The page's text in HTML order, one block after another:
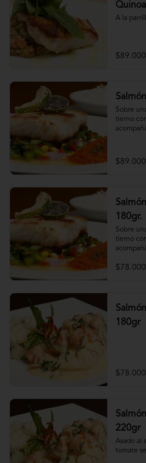
A la
$89.000
Sobre
tierno
$89.000
180gr.
Sobre
tierno
$78.000
180gr
$78.000
220gr
Asado al
tomate